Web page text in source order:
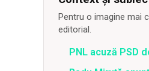
Pentru o imagine mai
editorial.
PNL acuză PSD